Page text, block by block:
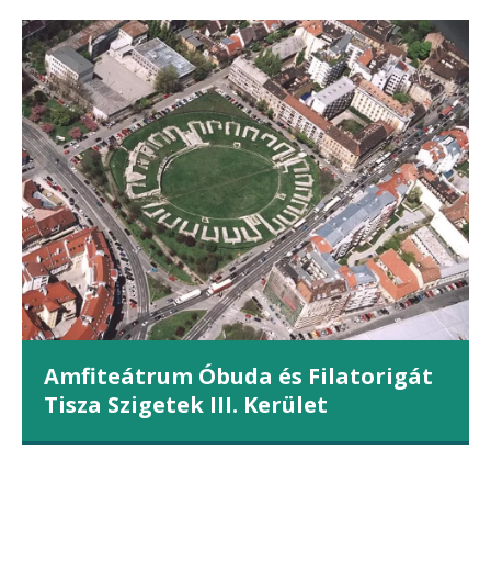
Amfiteátrum Óbuda és Filatorigát
Tisza Szigetek III. Kerület